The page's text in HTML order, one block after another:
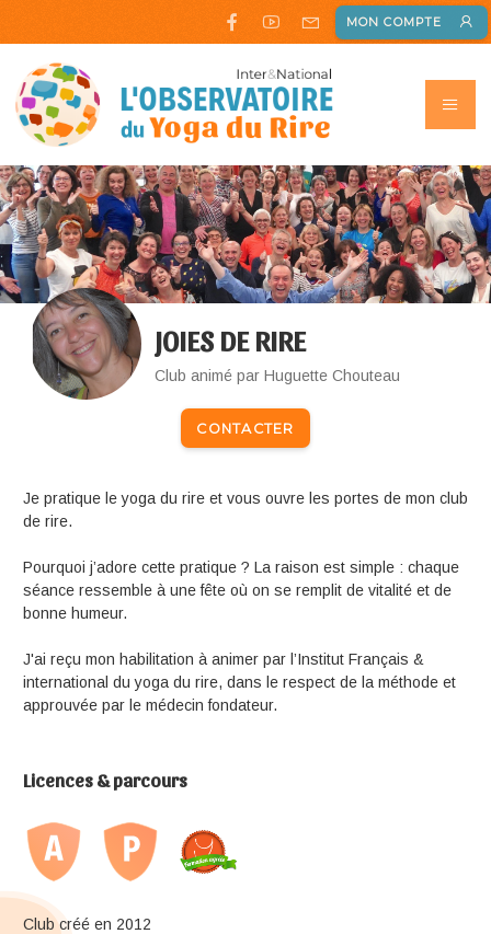
MON COMPTE
JOIES DE RIRE
Club animé par Huguette Chouteau
CONTACTER
Je pratique le yoga du rire et vous ouvre les portes de mon club
de rire.
Pourquoi j’adore cette pratique ? La raison est simple : chaque
séance ressemble à une fête où on se remplit de vitalité et de
bonne humeur.
J'ai reçu mon habilitation à animer par l’Institut Français &
international du yoga du rire, dans le respect de la méthode et
approuvée par le médecin fondateur.
Licences & parcours
Club créé en 2012